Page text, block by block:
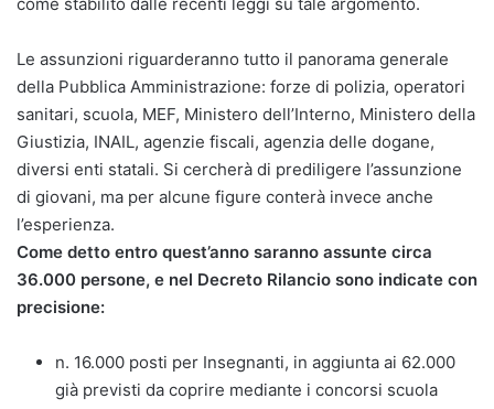
Le assunzioni riguarderanno tutto il panorama generale
della Pubblica Amministrazione: forze di polizia, operatori
sanitari, scuola, MEF, Ministero dell’Interno, Ministero della
Giustizia, INAIL, agenzie fiscali, agenzia delle dogane,
diversi enti statali. Si cercherà di prediligere l’assunzione
di giovani, ma per alcune figure conterà invece anche
l’esperienza.
Come detto entro quest’anno saranno assunte circa
36.000 persone, e nel Decreto Rilancio sono indicate con
precisione:
n. 16.000 posti per Insegnanti, in aggiunta ai 62.000
già previsti da coprire mediante i concorsi scuola